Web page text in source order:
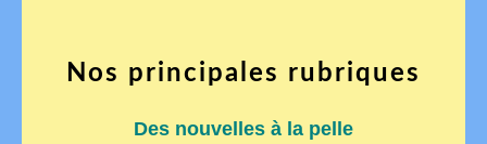
Nos principales rubriques
Des nouvelles à la pelle